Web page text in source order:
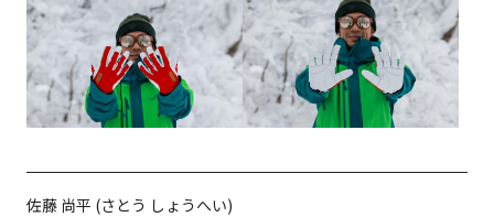
佐藤 尚平 (さとう しょうへい)